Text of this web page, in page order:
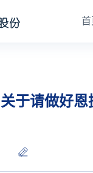
首
于请做好